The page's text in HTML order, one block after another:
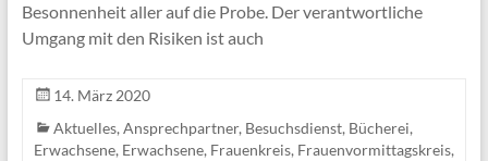
Besonnenheit aller auf die Probe. Der verantwortliche
Umgang mit den Risiken ist auch
14. März 2020
Aktuelles, Ansprechpartner, Besuchsdienst, Bücherei,
Erwachsene, Erwachsene, Frauenkreis, Frauenvormittagskreis,